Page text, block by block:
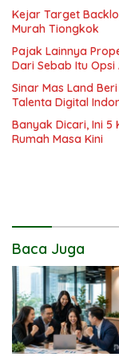
Kejar Target
Murah Tiongkok
Pajak Lainnya
Dari Sebab Itu
Sinar Mas Land
Talenta Digital
Banyak Dicari, Ini 5
Rumah Masa Kini
Baca Juga